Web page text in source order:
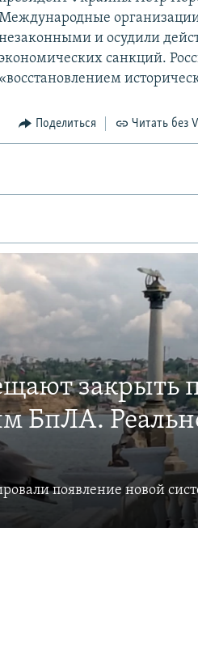
и осудили
санкций.
«восстановлением
Поделиться Читать без
закрыть
БпЛА.
появление новой